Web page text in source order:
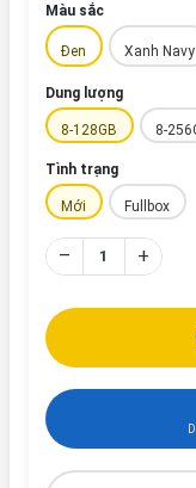
Màu sắc
Đen Xanh Navy
Dung lượng
8-128GB 8-
Tình trạng
Mới Fullbox
– +